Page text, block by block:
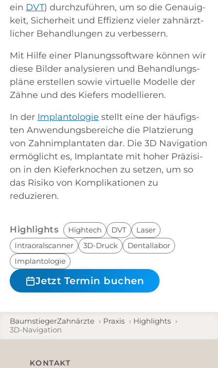
ein DVT) durch­zu­füh­ren, um so die Genau­ig­
keit, Sicher­heit und Effi­zi­enz vie­ler zahn­ärzt­
li­cher Behand­lun­gen zu verbessern.
Mit Hil­fe einer Pla­nungs­soft­ware kön­nen wir
die­se Bil­der ana­ly­sie­ren und Behand­lungs­
plä­ne erstel­len sowie vir­tu­el­le Model­le der
Zäh­ne und des Kie­fers modellieren.
In der Implan­to­lo­gie stellt eine der häu­figs­
ten Anwen­dungs­be­rei­che die Plat­zie­rung
von Zahn­im­plan­ta­ten dar. Die 3D Navi­ga­ti­on
ermög­licht es, Implan­ta­te mit hoher Prä­zi­si­
on in den Kie­fer­kno­chen zu set­zen, um so
das Risi­ko von Kom­pli­ka­tio­nen zu
reduzieren.
Highlights Hightech DVT
Laser
Intraoralscanner
3D-Druck
Dentallabor
Implantologie
Jetzt Termin buchen
BaumstiegerZahnärzte Praxis
Highlights
3D-Navigation
KONTAKT